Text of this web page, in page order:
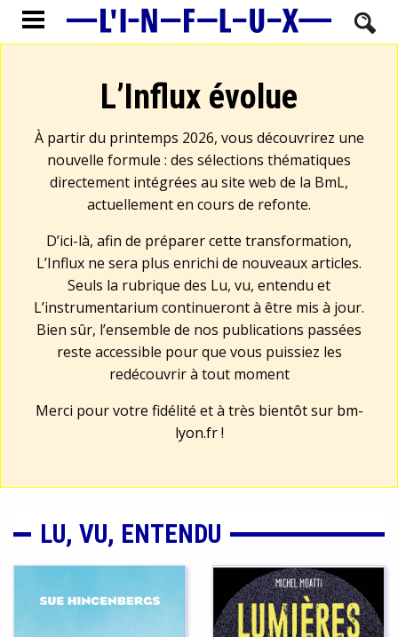
L’Influx évolue
À partir du printemps 2026, vous découvrirez une
nouvelle formule : des sélections thématiques
directement intégrées au site web de la BmL,
actuellement en cours de refonte.
D’ici-là, afin de préparer cette transformation,
L’Influx ne sera plus enrichi de nouveaux articles.
Seuls la rubrique des Lu, vu, entendu et
L’instrumentarium continueront à être mis à jour.
Bien sûr, l’ensemble de nos publications passées
reste accessible pour que vous puissiez les
redécouvrir à tout moment
Merci pour votre fidélité et à très bientôt sur bm-
lyon.fr!
LU, VU, ENTENDU